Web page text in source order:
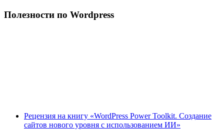
Полезности по Wordpress
Рецензия на книгу «WordPress Power Toolkit. Создание
сайтов нового уровня с использованием ИИ»